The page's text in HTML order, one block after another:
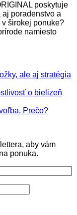
poskytuje
poradenstvo a
širokej ponuke?
namiesto
ale aj stratégia
o bielizeň
Prečo?Žiadne
pracie
aby vám
ponuka.